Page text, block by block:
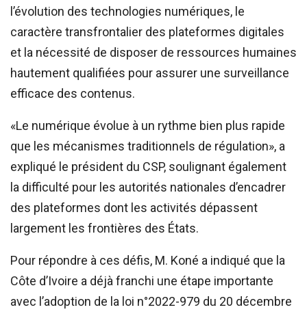
l’évolution des technologies numériques, le
caractère transfrontalier des plateformes digitales
et la nécessité de disposer de ressources humaines
hautement qualifiées pour assurer une surveillance
efficace des contenus.
«Le numérique évolue à un rythme bien plus rapide
que les mécanismes traditionnels de régulation», a
expliqué le président du CSP, soulignant également
la difficulté pour les autorités nationales d’encadrer
des plateformes dont les activités dépassent
largement les frontières des États.
Pour répondre à ces défis, M. Koné a indiqué que la
Côte d’Ivoire a déjà franchi une étape importante
avec l’adoption de la loi n°2022-979 du 20 décembre